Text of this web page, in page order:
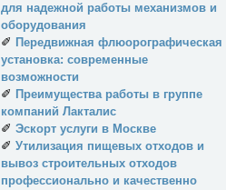
для надежной работы механизмов и
оборудования
✐ Передвижная флюорографическая
установка: современные
возможности
✐ Преимущества работы в группе
компаний Лакталис
✐ Эскорт услуги в Москве
✐ Утилизация пищевых отходов и
вывоз строительных отходов
профессионально и качественно